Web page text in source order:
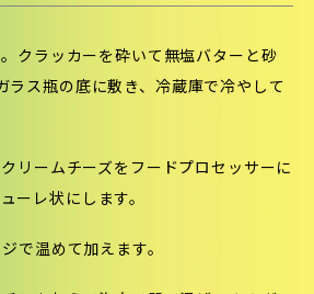
クラッカーを砕いて無塩バターと砂
ラス瓶の底に敷き、冷蔵庫で冷やして
リームチーズをフードプロセッサーに
ーレ状にします。
で温めて加えます。